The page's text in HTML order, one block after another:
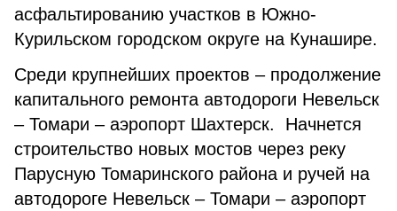
асфальтированию участков в Южно-
Курильском городском округе на Кунашире.
Среди крупнейших проектов – продолжение
капитального ремонта автодороги Невельск
– Томари – аэропорт Шахтерск. Начнется
строительство новых мостов через реку
Парусную Томаринского района и ручей на
автодороге Невельск – Томари – аэропорт